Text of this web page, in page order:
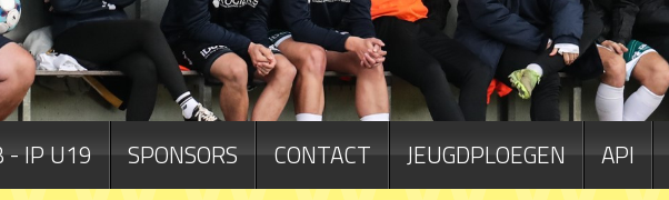
- IP U19 SPONSORS CONTACT JEUGDPLOEGEN API